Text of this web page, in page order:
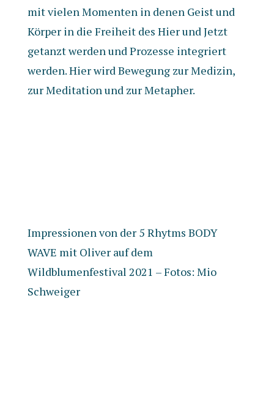
mit vielen Momenten in denen Geist und
Körper in die Freiheit des Hier und Jetzt
getanzt werden und Prozesse integriert
werden. Hier wird Bewegung zur Medizin,
zur Meditation und zur Metapher.
Impressionen von der 5 Rhytms BODY
WAVE mit Oliver auf dem
Wildblumenfestival 2021 – Fotos: Mio
Schweiger